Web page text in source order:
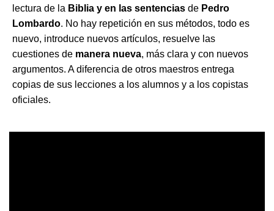
lectura de la Biblia y en las sentencias de Pedro
Lombardo. No hay repetición en sus métodos, todo es
nuevo, introduce nuevos artículos, resuelve las
cuestiones de manera nueva, más clara y con nuevos
argumentos. A diferencia de otros maestros entrega
copias de sus lecciones a los alumnos y a los copistas
oficiales.